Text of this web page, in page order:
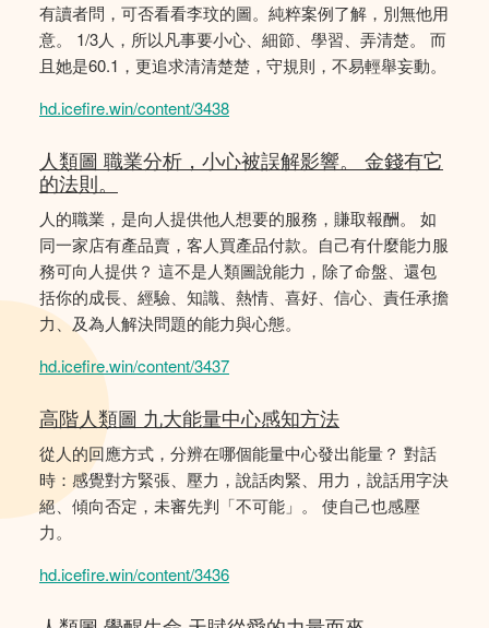
有讀者問，可否看看李玟的圖。純粹案例了解，別無他用
意。 1/3人，所以凡事要小心、細節、學習、弄清楚。 而
且她是60.1，更追求清清楚楚，守規則，不易輕舉妄動。
hd.icefire.win/content/3438
人類圖 職業分析，小心被誤解影響。 金錢有它
的法則。
人的職業，是向人提供他人想要的服務，賺取報酬。 如
同一家店有產品賣，客人買產品付款。自己有什麼能力服
務可向人提供？ 這不是人類圖說能力，除了命盤、還包
括你的成長、經驗、知識、熱情、喜好、信心、責任承擔
力、及為人解決問題的能力與心態。
hd.icefire.win/content/3437
高階人類圖 九大能量中心感知方法
從人的回應方式，分辨在哪個能量中心發出能量？ 對話
時：感覺對方緊張、壓力，說話肉緊、用力，說話用字決
絕、傾向否定，未審先判「不可能」。 使自己也感壓
力。
hd.icefire.win/content/3436